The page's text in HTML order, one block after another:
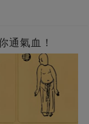
通氣血！